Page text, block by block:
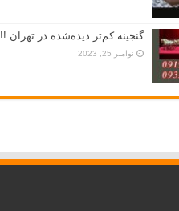
گنجینه کم‌تر دیده‌شده در تهران !!
نوامبر 25, 2023